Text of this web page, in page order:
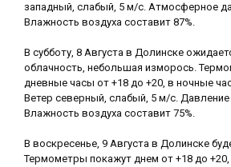
западный, слабый, 5 м/с. Атмосферное
Влажность воздуха составит 87%.
В субботу, 8 Августа в Долинске
облачность, небольшая изморось.
дневные часы от +18 до +20, в ночные
Ветер северный, слабый, 5 м/с.
Влажность воздуха составит 75%.
В воскресенье, 9 Августа в Долинске
Термометры покажут днем от +18 до